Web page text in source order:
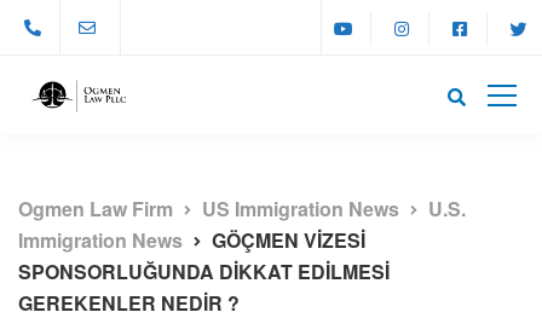
Ogmen Law Firm US Immigration News
U.S.
Immigration News
GÖÇMEN VİZESİ
SPONSORLUĞUNDA DİKKAT EDİLMESİ
GEREKENLER NEDİR ?